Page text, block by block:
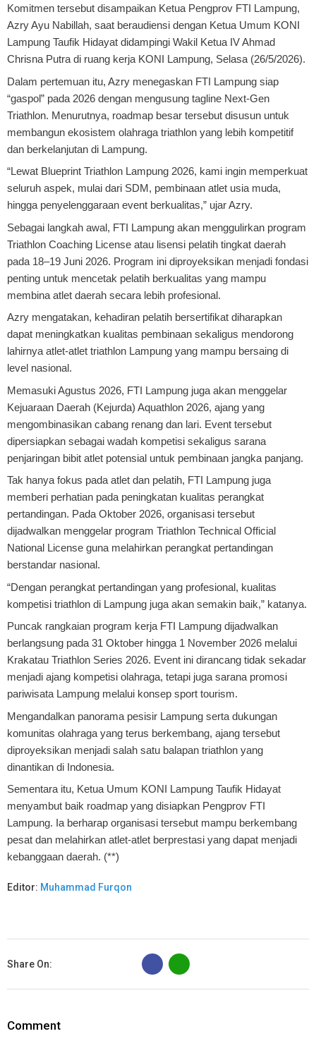
Komitmen tersebut disampaikan Ketua Pengprov FTI Lampung,
Azry Ayu Nabillah, saat beraudiensi dengan Ketua Umum KONI
Lampung Taufik Hidayat didampingi Wakil Ketua IV Ahmad
Chrisna Putra di ruang kerja KONI Lampung, Selasa (26/5/2026).
Dalam pertemuan itu, Azry menegaskan FTI Lampung siap
“gaspol” pada 2026 dengan mengusung tagline Next-Gen
Triathlon. Menurutnya, roadmap besar tersebut disusun untuk
membangun ekosistem olahraga triathlon yang lebih kompetitif
dan berkelanjutan di Lampung.
“Lewat Blueprint Triathlon Lampung 2026, kami ingin memperkuat
seluruh aspek, mulai dari SDM, pembinaan atlet usia muda,
hingga penyelenggaraan event berkualitas,” ujar Azry.
Sebagai langkah awal, FTI Lampung akan menggulirkan program
Triathlon Coaching License atau lisensi pelatih tingkat daerah
pada 18–19 Juni 2026. Program ini diproyeksikan menjadi fondasi
penting untuk mencetak pelatih berkualitas yang mampu
membina atlet daerah secara lebih profesional.
Azry mengatakan, kehadiran pelatih bersertifikat diharapkan
dapat meningkatkan kualitas pembinaan sekaligus mendorong
lahirnya atlet-atlet triathlon Lampung yang mampu bersaing di
level nasional.
Memasuki Agustus 2026, FTI Lampung juga akan menggelar
Kejuaraan Daerah (Kejurda) Aquathlon 2026, ajang yang
mengombinasikan cabang renang dan lari. Event tersebut
dipersiapkan sebagai wadah kompetisi sekaligus sarana
penjaringan bibit atlet potensial untuk pembinaan jangka panjang.
Tak hanya fokus pada atlet dan pelatih, FTI Lampung juga
memberi perhatian pada peningkatan kualitas perangkat
pertandingan. Pada Oktober 2026, organisasi tersebut
dijadwalkan menggelar program Triathlon Technical Official
National License guna melahirkan perangkat pertandingan
berstandar nasional.
“Dengan perangkat pertandingan yang profesional, kualitas
kompetisi triathlon di Lampung juga akan semakin baik,” katanya.
Puncak rangkaian program kerja FTI Lampung dijadwalkan
berlangsung pada 31 Oktober hingga 1 November 2026 melalui
Krakatau Triathlon Series 2026. Event ini dirancang tidak sekadar
menjadi ajang kompetisi olahraga, tetapi juga sarana promosi
pariwisata Lampung melalui konsep sport tourism.
Mengandalkan panorama pesisir Lampung serta dukungan
komunitas olahraga yang terus berkembang, ajang tersebut
diproyeksikan menjadi salah satu balapan triathlon yang
dinantikan di Indonesia.
Sementara itu, Ketua Umum KONI Lampung Taufik Hidayat
menyambut baik roadmap yang disiapkan Pengprov FTI
Lampung. Ia berharap organisasi tersebut mampu berkembang
pesat dan melahirkan atlet-atlet berprestasi yang dapat menjadi
kebanggaan daerah. (**)
Editor: Muhammad Furqon
Share On:
B
Comment